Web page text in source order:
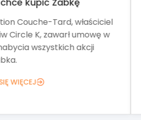
Couche-Tard, właściciel
K, zawarł umowę w
wszystkich akcji